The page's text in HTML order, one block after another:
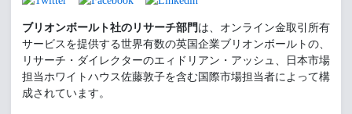
ブリオンボールト社のリサーチ部門 は、オンライン金取引所有
サービスを提供する世界有数の英国企業ブリオンボールトの、
リサーチ・ダイレクターのエィドリアン・アッシュ、日本市場
担当ホワイトハウス佐藤敦子を含む国際市場担当者によって構
成されています。